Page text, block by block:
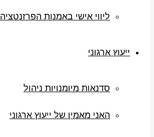
ליווי אישי באמנות הפרזנטציה
ייעוץ ארגוני
סדנאות מיומנויות ניהול
האני מאמין של ייעוץ ארגוני